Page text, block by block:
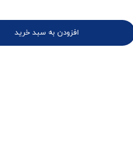
افزودن به سبد خرید